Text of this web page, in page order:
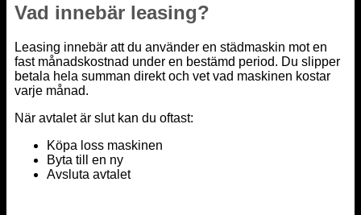
Vad innebär leasing?
Leasing innebär att du använder en städmaskin mot en
fast månadskostnad under en bestämd period. Du slipper
betala hela summan direkt och vet vad maskinen kostar
varje månad.
När avtalet är slut kan du oftast:
Köpa loss maskinen
Byta till en ny
Avsluta avtalet